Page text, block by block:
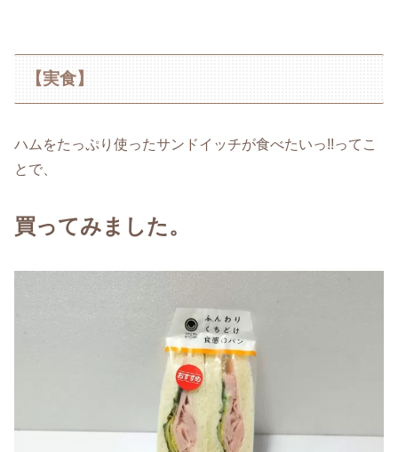
【実食】
ハムをたっぷり使ったサンドイッチが食べたいっ!!ってこ
とで、
買ってみました。